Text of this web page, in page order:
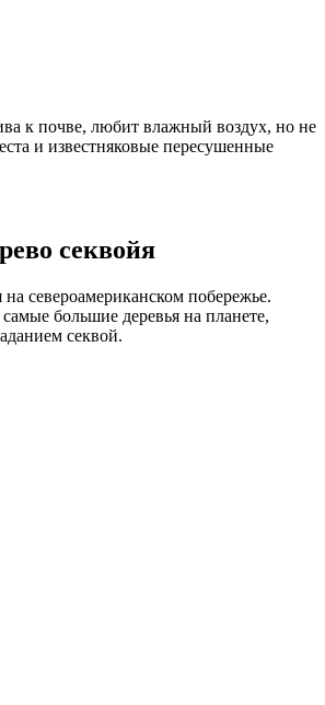
к почве, любит влажный воздух, но не
и известняковые пересушенные
секвойя
на североамериканском побережье.
большие деревья на планете,
секвой.